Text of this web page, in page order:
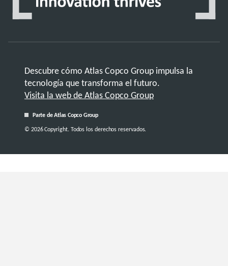
Descubre cómo Atlas Copco Group impulsa la
tecnología que transforma el futuro.
Visita la web de Atlas Copco Group
Parte de Atlas Copco Group
© 2026 Copyright. Todos los derechos reservados.